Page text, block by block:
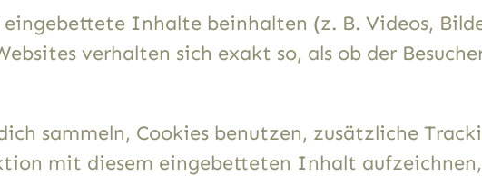
Inhalte beinhalten (z. B. Videos,
verhalten sich exakt so, als ob der
sammeln, Cookies benutzen, zusätzliche
mit diesem eingebetteten Inhalt